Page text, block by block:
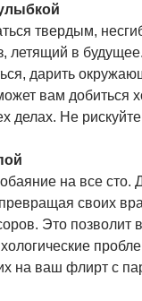
твердым,
летящий в
дарить
вам добиться
делах. Не
на все сто.
своих
Это позволит
на ваш флирт с